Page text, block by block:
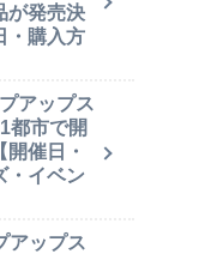
が発売決
・購入方
アップス
都市で開
催日・
・イベン
アップス